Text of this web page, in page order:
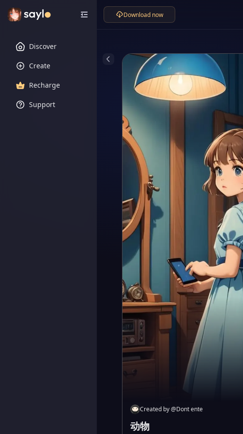
Discover
Create
Recharge
Support
Download now
Created by@Dont ente
动物